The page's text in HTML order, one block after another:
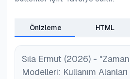
Önizleme HTML
Sıla Ermut (2026) -
Modelleri: Kullanım